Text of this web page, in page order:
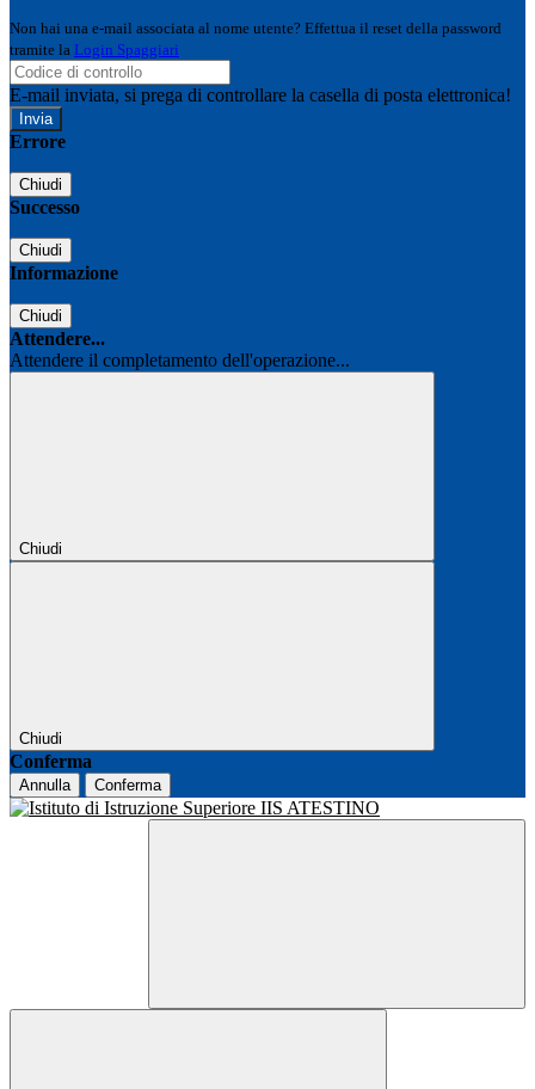
Non hai una e-mail associata al nome utente? Effettua il reset della password
tramite la Login Spaggiari
E-mail inviata, si prega di controllare la casella di posta elettronica!
Errore
Chiudi
Successo
Chiudi
Informazione
Chiudi
Attendere...
Attendere il completamento dell'operazione...
Chiudi
Chiudi
Conferma
Annulla Conferma